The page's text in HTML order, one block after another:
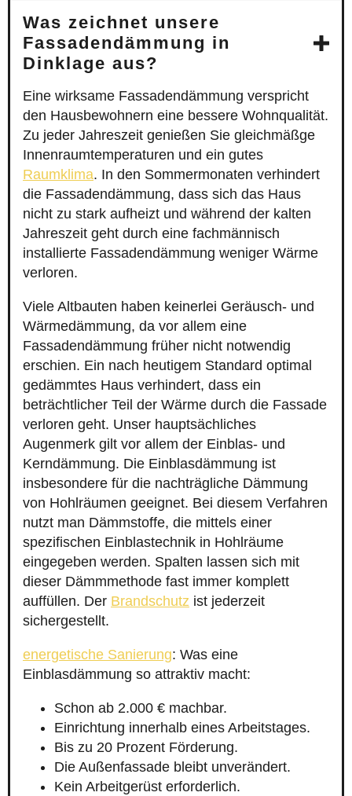
Was zeichnet unsere
Fassadendämmung in
Dinklage aus?
Eine wirksame Fassadendämmung verspricht
den Hausbewohnern eine bessere Wohnqualität.
Zu jeder Jahreszeit genießen Sie gleichmäßge
Innenraumtemperaturen und ein gutes
Raumklima. In den Sommermonaten verhindert
die Fassadendämmung, dass sich das Haus
nicht zu stark aufheizt und während der kalten
Jahreszeit geht durch eine fachmännisch
installierte Fassadendämmung weniger Wärme
verloren.
Viele Altbauten haben keinerlei Geräusch- und
Wärmedämmung, da vor allem eine
Fassadendämmung früher nicht notwendig
erschien. Ein nach heutigem Standard optimal
gedämmtes Haus verhindert, dass ein
beträchtlicher Teil der Wärme durch die Fassade
verloren geht. Unser hauptsächliches
Augenmerk gilt vor allem der Einblas- und
Kerndämmung. Die Einblasdämmung ist
insbesondere für die nachträgliche Dämmung
von Hohlräumen geeignet. Bei diesem Verfahren
nutzt man Dämmstoffe, die mittels einer
spezifischen Einblastechnik in Hohlräume
eingegeben werden. Spalten lassen sich mit
dieser Dämmmethode fast immer komplett
auffüllen. Der Brandschutz ist jederzeit
sichergestellt.
energetische Sanierung: Was eine
Einblasdämmung so attraktiv macht:
Schon ab 2.000 € machbar.
Einrichtung innerhalb eines Arbeitstages.
Bis zu 20 Prozent Förderung.
Die Außenfassade bleibt unverändert.
Kein Arbeitgerüst erforderlich.